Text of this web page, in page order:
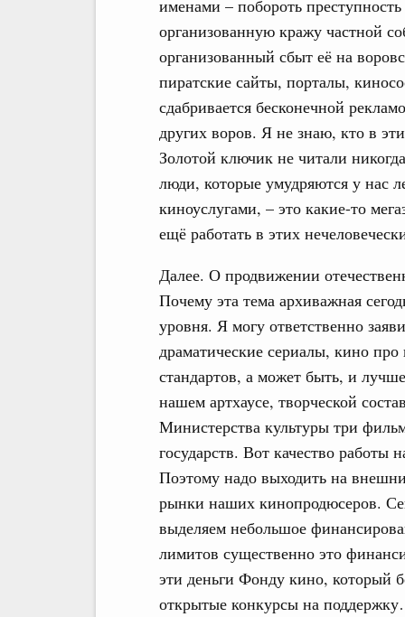
именами – побороть
организованную кражу частной
организованный сбыт её на
пиратские сайты, порталы,
сдабривается бесконечной
других воров. Я не знаю, кто в
Золотой ключик не читали
люди, которые умудряются у нас
киноуслугами, – это какие-то
ещё работать в этих
Далее. О продвижении
Почему эта тема архиважная
уровня. Я могу ответственно
драматические сериалы, кино
стандартов, а может быть, и
нашем артхаусе, творческой
Министерства культуры три
государств. Вот качество
Поэтому надо выходить на
рынки наших кинопродюсеров.
выделяем небольшое
лимитов существенно это
эти деньги Фонду кино, который
открытые конкурсы на